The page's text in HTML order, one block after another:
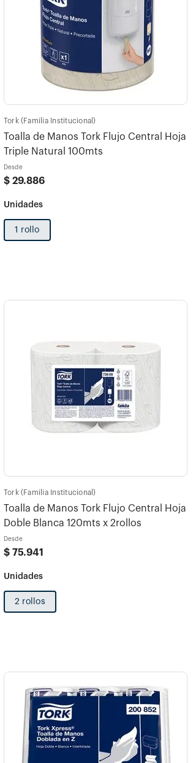
Tork (Familia Institucional)
Toalla de Manos Tork Flujo Central Hoja
Triple Natural 100mts
Desde
$ 29.886
1 rollo
Tork (Familia Institucional)
Toalla de Manos Tork Flujo Central Hoja
Doble Blanca 120mts x 2rollos
Desde
$ 75.941
2 rollos